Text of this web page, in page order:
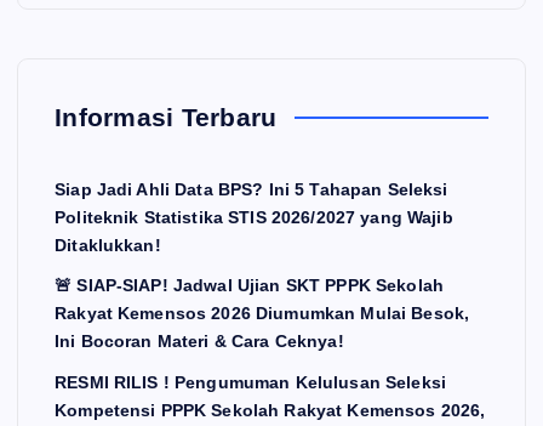
Informasi Terbaru
Siap Jadi Ahli Data BPS? Ini 5 Tahapan Seleksi
Politeknik Statistika STIS 2026/2027 yang Wajib
Ditaklukkan!
🚨 SIAP-SIAP! Jadwal Ujian SKT PPPK Sekolah
Rakyat Kemensos 2026 Diumumkan Mulai Besok,
Ini Bocoran Materi & Cara Ceknya!
RESMI RILIS ! Pengumuman Kelulusan Seleksi
Kompetensi PPPK Sekolah Rakyat Kemensos 2026,